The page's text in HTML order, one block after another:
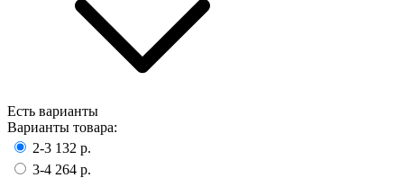
Есть варианты
Варианты товара:
2-3 132 р.
3-4 264 р.